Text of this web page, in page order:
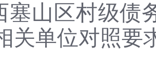
塞山区村级
关单位对照要